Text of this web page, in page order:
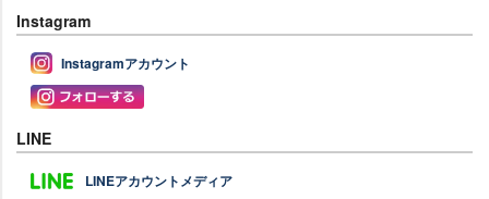
Instagram
Instagramアカウント
LINE
LINEアカウントメディア